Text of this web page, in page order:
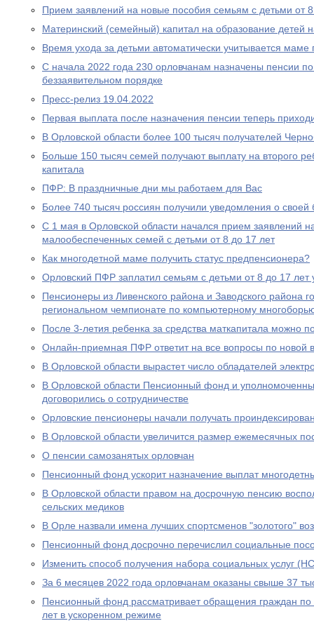
Прием заявлений на новые пособия семьям с детьми от
Материнский (семейный) капитал на образование детей
Время ухода за детьми автоматически учитывается
С начала 2022 года 230 орловчанам назначены пенсии
беззаявительном порядке
Пресс-релиз 19.04.2022
Первая выплата после назначения пенсии теперь
В Орловской области более 100 тысяч получателей
Больше 150 тысяч семей получают выплату на второго
капитала
ПФР: В праздничные дни мы работаем для Вас
Более 740 тысяч россиян получили уведомления о
С 1 мая в Орловской области начался прием заявлений
малообеспеченных семей с детьми от 8 до 17 лет
Как многодетной маме получить статус предпенсионера?
Орловский ПФР заплатил семьям с детьми от 8 до 17
Пенсионеры из Ливенского района и Заводского района
региональном чемпионате по компьютерному
После 3-летия ребенка за средства маткапитала можно
Онлайн-приемная ПФР ответит на все вопросы по новой
В Орловской области вырастет число обладателей
В Орловской области Пенсионный фонд и
договорились о сотрудничестве
Орловские пенсионеры начали получать
В Орловской области увеличится размер ежемесячных
О пенсии самозанятых орловчан
Пенсионный фонд ускорит назначение выплат
В Орловской области правом на досрочную пенсию
сельских медиков
В Орле назвали имена лучших спортсменов "золотого"
Пенсионный фонд досрочно перечислил социальные
Изменить способ получения набора социальных услуг
За 6 месяцев 2022 года орловчанам оказаны свыше 37
Пенсионный фонд рассматривает обращения граждан по
лет в ускоренном режиме